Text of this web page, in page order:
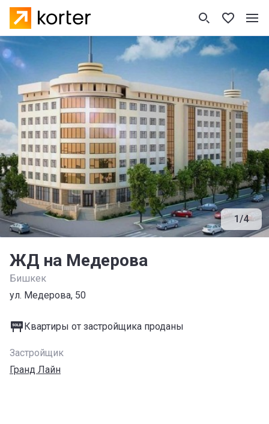
1/4
ЖД на Медерова
Бишкек
ул. Медерова, 50
Квартиры от застройщика проданы
Застройщик
Гранд Лайн